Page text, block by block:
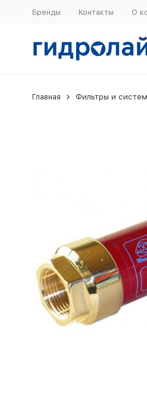
Бренды Контакты О
Главная Фильтры и